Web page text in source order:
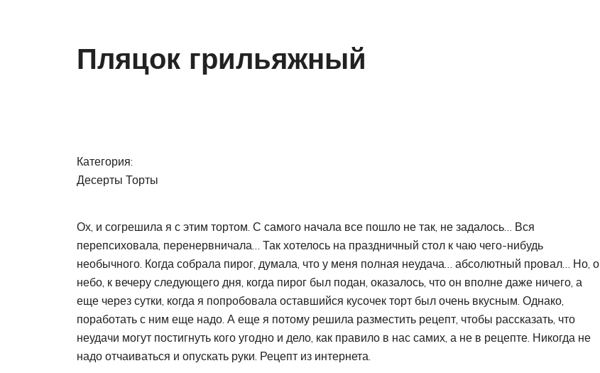
Пляцок грильяжный
Категория:
Десерты Торты
Ох, и согрешила я с этим тортом. С самого начала все пошло не так, не задалось… Вся
перепсиховала, перенервничала… Так хотелось на праздничный стол к чаю чего-нибудь
необычного. Когда собрала пирог, думала, что у меня полная неудача… абсолютный провал… Но, о
небо, к вечеру следующего дня, когда пирог был подан, оказалось, что он вполне даже ничего, а
еще через сутки, когда я попробовала оставшийся кусочек торт был очень вкусным. Однако,
поработать с ним еще надо. А еще я потому решила разместить рецепт, чтобы рассказать, что
неудачи могут постигнуть кого угодно и дело, как правило в нас самих, а не в рецепте. Никогда не
надо отчаиваться и опускать руки. Рецепт из интернета.